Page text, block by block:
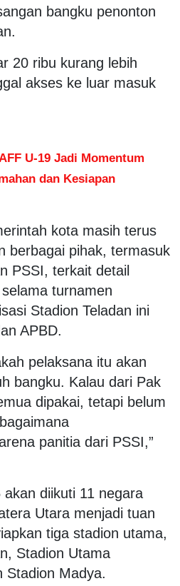
bangku penonton
20 ribu kurang lebih
akses ke luar masuk
U-19 Jadi Momentum
dan Kesiapan
kota masih terus
berbagai pihak, termasuk
PSSI, terkait detail
turnamen
Stadion Teladan ini
APBD.
pelaksana itu akan
bangku. Kalau dari Pak
dipakai, tetapi belum
panitia dari PSSI,”
diikuti 11 negara
Utara menjadi tuan
tiga stadion utama,
Stadion Utama
Stadion Madya.